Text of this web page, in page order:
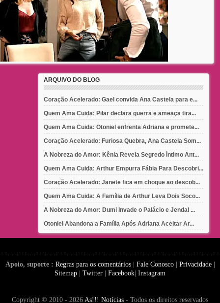
ARQUIVO DO BLOG
Coração Acelerado: Gael convida Ana Castela para e...
Quem Ama Cuida: Pilar declara guerra e ameaça tira...
Quem Ama Cuida: Otoniel enfrenta Adriana e promete...
Coração Acelerado: Furiosa Quebra, Ana Castela Som...
A Nobreza do Amor: Kênia Revela Segredo Íntimo Ant...
Quem Ama Cuida: Arthur Empurra Fábia Para Descobri...
Coração Acelerado: Janete fica em choque ao descob...
Quem Ama Cuida: A Família de Arthur Leva Dois Soco...
A Nobreza do Amor: Dumi Invade o Palácio e Jendal ...
Otoniel Abandona a Família Após Adriana Aceitar Ar...
Apoio, suporte : Regras para os comentários| Fale Conosco| Privacidade|
Sitemap | Twitter | Facebook| Instagram
Copyright © 2010 - 2026 As!!! Notícias - Todos os direitos reservados